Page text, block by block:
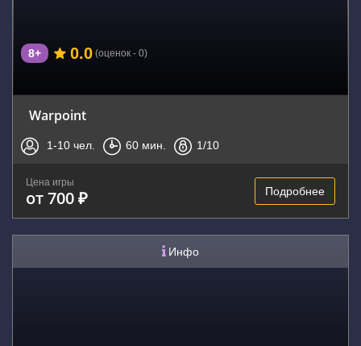
8+ 0.0 (оценок - 0)
Warpoint
1-10 чел. 60 мин. 1/10
Цена игры
от 700 ₽ Подробнее
Инфо